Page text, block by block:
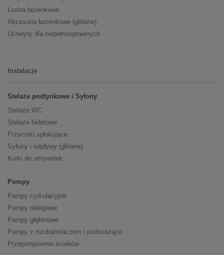
Lustra łazienkowe
Akcesoria łazienkowe (główne)
Uchwyty dla niepełnosprawnych
Instalacje
Stelaże podtynkowe i Syfony
Stelaże WC
Stelaże bidetowe
Przyciski spłukujące
Syfony i odpływy (główne)
Korki do umywalek
Pompy
Pompy cyrkulacyjne
Pompy obiegowe
Pompy głębinowe
Pompy z rozdrabniaczem i podnoszące
Przepompownie ścieków